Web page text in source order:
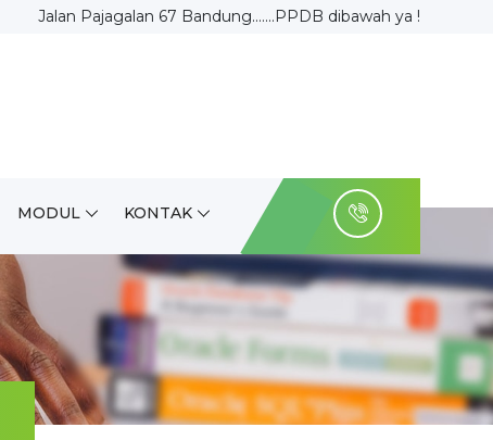
Jalan Pajagalan 67 Bandung.......PPDB dibawah ya !
MODUL KONTAK